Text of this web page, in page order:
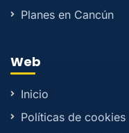
Planes en Cancún
Web
Inicio
Políticas de cookies